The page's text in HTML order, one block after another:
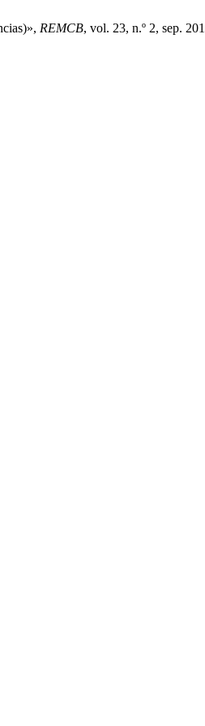
REMCB, vol. 23, n.º 2, sep.